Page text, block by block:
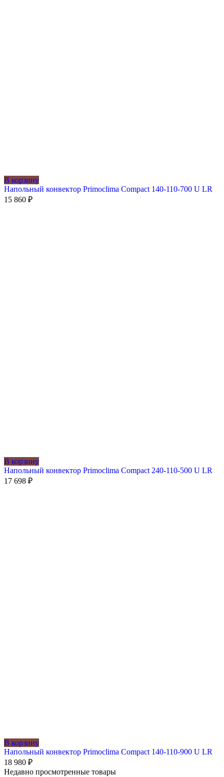
В корзину
Напольный конвектор Primoclima Compact 140-110-700 U LR
15 860 ₽
В корзину
Напольный конвектор Primoclima Compact 240-110-500 U LR
17 698 ₽
В корзину
Напольный конвектор Primoclima Compact 140-110-900 U LR
18 980 ₽
Недавно просмотренные товары